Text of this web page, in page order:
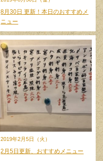
8月30日 更新！本日のおすすめメ
ニュー
2019年2月5日（火）
2月5日更新、おすすめメニュー